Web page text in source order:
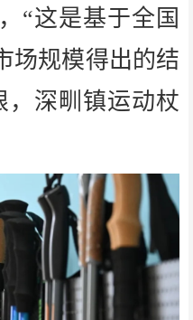
“这是基于全国
场规模得出的结
，深甽镇运动杖